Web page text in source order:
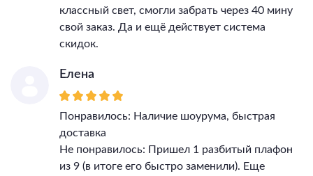
классный свет, смогли забрать через 40 мину
свой заказ. Да и ещё действует система
скидок.
Елена
Понравилось: Наличие шоурума, быстрая
доставка
Не понравилось: Пришел 1 разбитый плафон
из 9 (в итоге его быстро заменили). Еще